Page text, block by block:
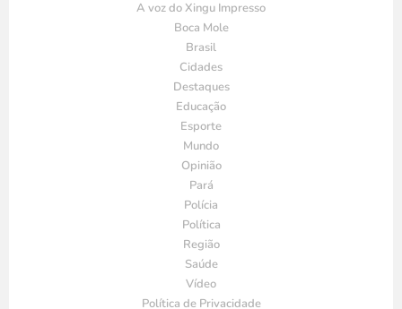
A voz do Xingu Impresso
Boca Mole
Brasil
Cidades
Destaques
Educação
Esporte
Mundo
Opinião
Pará
Polícia
Política
Região
Saúde
Vídeo
Política de Privacidade